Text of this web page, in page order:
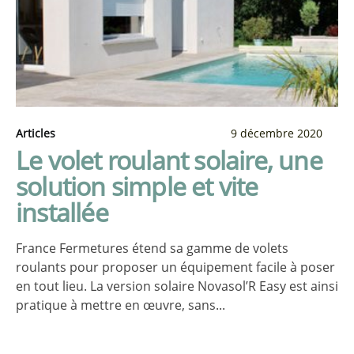
Articles 9 décembre 2020
Le volet roulant solaire, une
solution simple et vite
installée
France Fermetures étend sa gamme de volets
roulants pour proposer un équipement facile à poser
en tout lieu. La version solaire Novasol’R Easy est ainsi
pratique à mettre en œuvre, sans...